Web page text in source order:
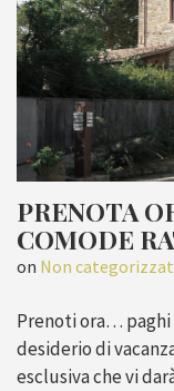
PRENOTA
COMODE
on Non
Prenoti ora… paghi
desiderio di
esclusiva che vi